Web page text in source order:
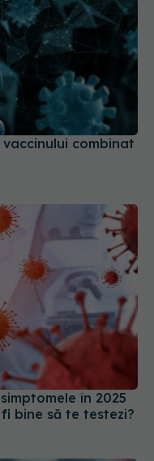
combinat
în 2025
bine să te testezi?